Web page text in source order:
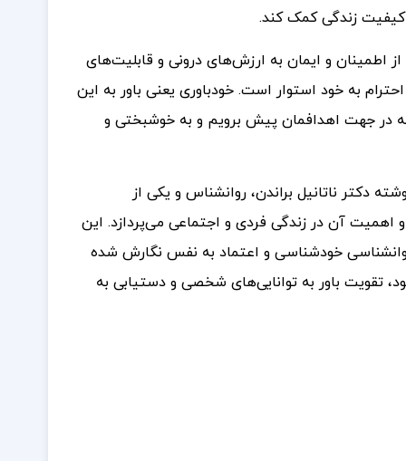
کیفیت زندگی کمک کند.
اطمینان و ایمان به ارزش‌های درونی و قابلیت‌های
به خود استوار است. خودباوری یعنی باور به این
که در جهت اهدافمان پیش برویم و به خوشبختی و
دکتر ناتانیل براندن، روانشناس و یکی از
اهمیت آن در زندگی فردی و اجتماعی می‌پردازد. این
روانشناسی خودشناسی و اعتماد به نفس نگارش شده
تقویت باور به توانایی‌های شخصی و دستیابی به